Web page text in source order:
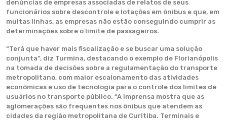
denúncias de empresas associadas de relatos de seus
funcionários sobre descontrole e lotações em ônibus e que, em
muitas linhas, as empresas não estão conseguindo cumprir as
determinações sobre o limite de passageiros.
“Terá que haver mais fiscalização e se buscar uma solução
conjunta”, diz Turmina, destacando o exemplo de Florianópolis
na tomada de decisões sobre a regulamentação do transporte
metropolitano, com maior escalonamento das atividades
econômicas e uso de tecnologia para o controle dos limites de
usuários no transporte público. “A imprensa mostra que as
aglomerações são frequentes nos ônibus que atendem as
cidades da região metropolitana de Curitiba. Terminais e